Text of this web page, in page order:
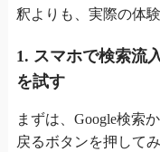
釈よりも、実際の体
1. スマホで検索流
を試す
まずは、Google検索
戻るボタンを押して